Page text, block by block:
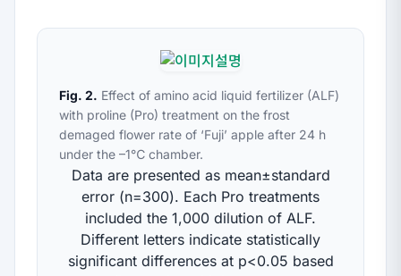
Fig. 2. Effect of amino acid liquid fertilizer (ALF)
with proline (Pro) treatment on the frost
demaged flower rate of ‘Fuji’ apple after 24 h
under the –1℃ chamber.
Data are presented as mean±standard
error (n=300). Each Pro treatments
included the 1,000 dilution of ALF.
Different letters indicate statistically
significant differences at p<0.05 based